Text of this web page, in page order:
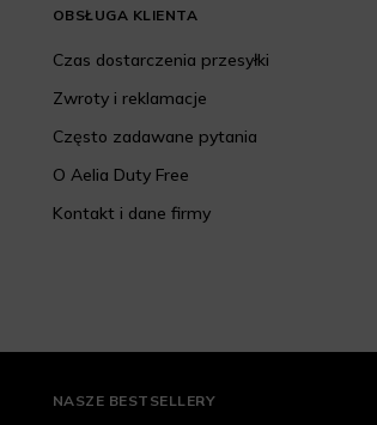
OBSŁUGA KLIENTA
Czas dostarczenia przesyłki
Zwroty i reklamacje
Często zadawane pytania
O Aelia Duty Free
Kontakt i dane firmy
NASZE BESTSELLERY